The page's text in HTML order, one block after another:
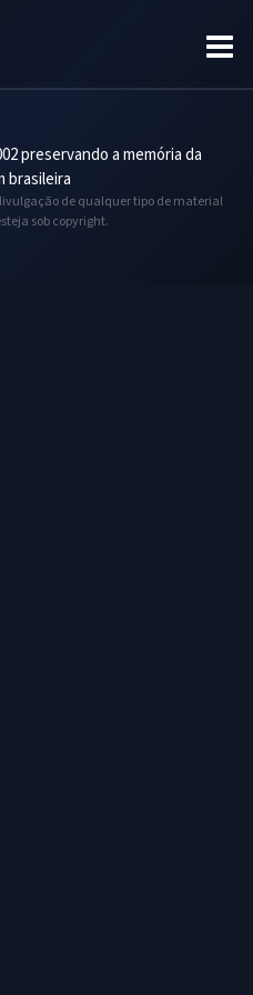
preservando a memória da
brasileira
de qualquer tipo de material
sob copyright.